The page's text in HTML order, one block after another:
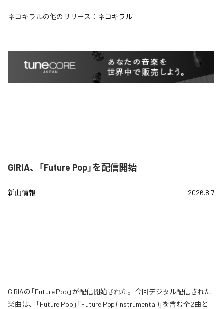
ネコキラルの他のリリース： ネコキラル
GIRIA、「Future Pop」を配信開始
新曲情報 2026.8.7
GIRIAの「Future Pop」が配信開始された。今回デジタル配信された
楽曲は、「Future Pop」「Future Pop (Instrumental)」を含む全2曲と